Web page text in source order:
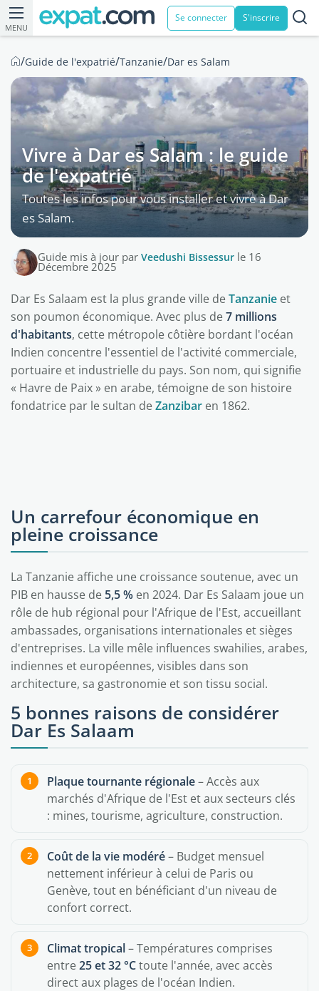
MENU
Se connecter S'inscrire
/Guide de l'expatrié/Tanzanie/Dar es Salam
Vivre à Dar es Salam : le guide
de l'expatrié
Toutes les infos pour vous installer et vivre à Dar
es Salam.
Guide mis à jour par Veedushi Bissessur le 16
Décembre 2025
Dar Es Salaam est la plus grande ville deTanzanie et
son poumon économique. Avec plus de7 millions
d'habitants, cette métropole côtière bordant l'océan
Indien concentre l'essentiel de l'activité commerciale,
portuaire et industrielle du pays. Son nom, qui signifie
« Havre de Paix » en arabe, témoigne de son histoire
fondatrice par le sultan deZanzibar en 1862.
Un carrefour économique en
pleine croissance
La Tanzanie affiche une croissance soutenue, avec un
PIB en hausse de 5,5 % en 2024. Dar Es Salaam joue un
rôle de hub régional pour l'Afrique de l'Est, accueillant
ambassades, organisations internationales et sièges
d'entreprises. La ville mêle influences swahilies, arabes,
indiennes et européennes, visibles dans son
architecture, sa gastronomie et son tissu social.
5 bonnes raisons de considérer
Dar Es Salaam
Plaque tournante régionale– Accès aux
marchés d'Afrique de l'Est et aux secteurs clés
: mines, tourisme, agriculture, construction.
Coût de la vie modéré– Budget mensuel
nettement inférieur à celui de Paris ou
Genève, tout en bénéficiant d'un niveau de
confort correct.
Climat tropical– Températures comprises
entre25 et 32 °Ctoute l'année, avec accès
direct aux plages de l'océan Indien.